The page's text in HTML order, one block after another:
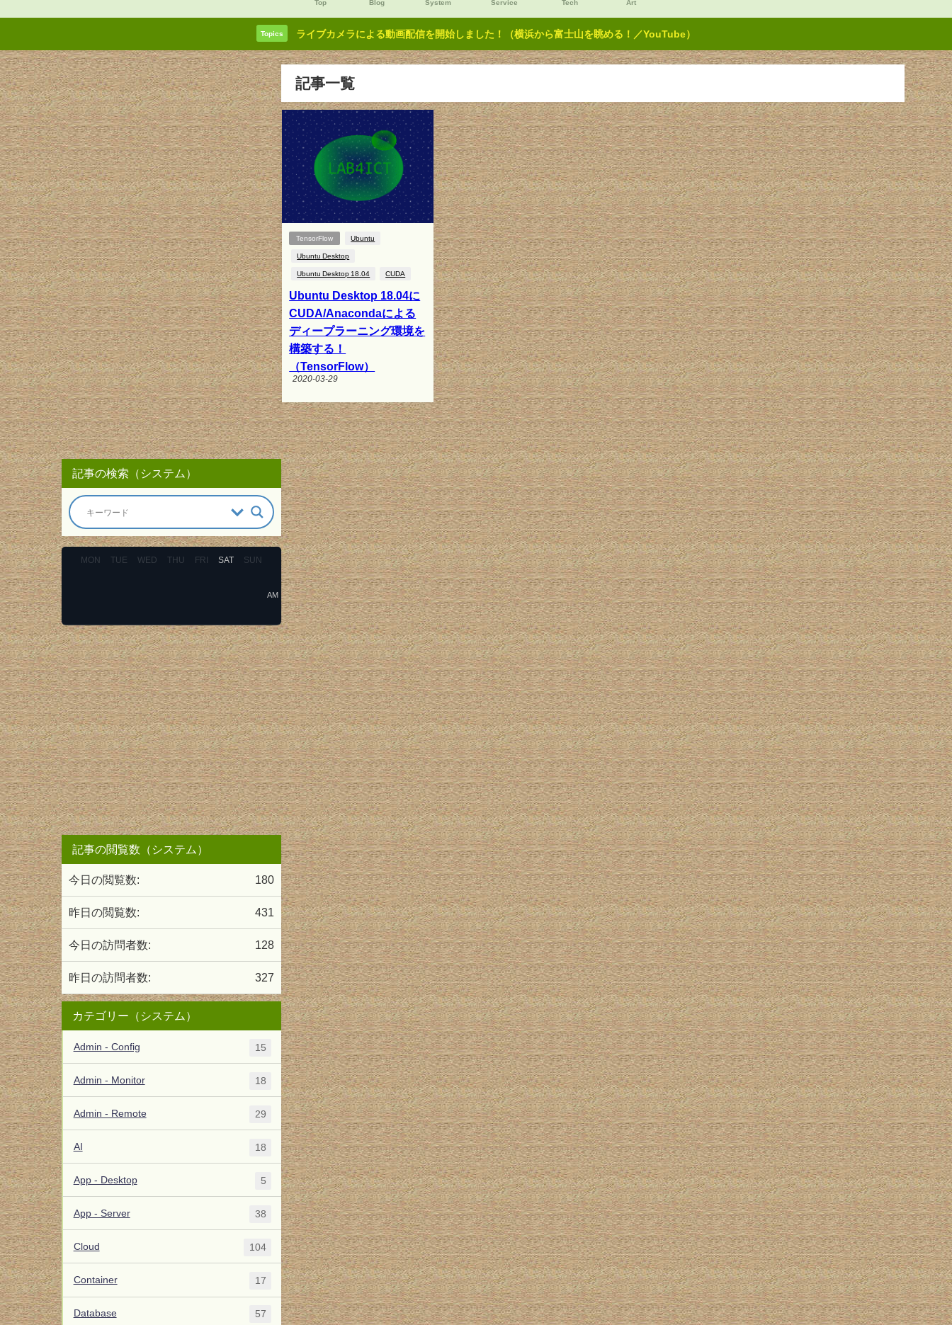
Top Blog System Service Tech Art
Topics ライブカメラによる動画配信を開始しました！（横浜から富士山を眺める！／YouTube）
記事一覧
TensorFlow Ubuntu
Ubuntu Desktop
Ubuntu Desktop 18.04 CUDA
Ubuntu Desktop 18.04に
CUDA/Anacondaによる
ディープラーニング環境を
構築する！
（TensorFlow）
2020-03-29
記事の検索（システム）
MON TUE WED THU FRI SAT SUN
AM
記事の閲覧数（システム）
180
今日の閲覧数:
431
昨日の閲覧数:
128
今日の訪問者数:
327
昨日の訪問者数:
カテゴリー（システム）
Admin - Config 15
Admin - Monitor 18
Admin - Remote 29
AI 18
App - Desktop 5
App - Server 38
Cloud 104
Container 17
Database 57